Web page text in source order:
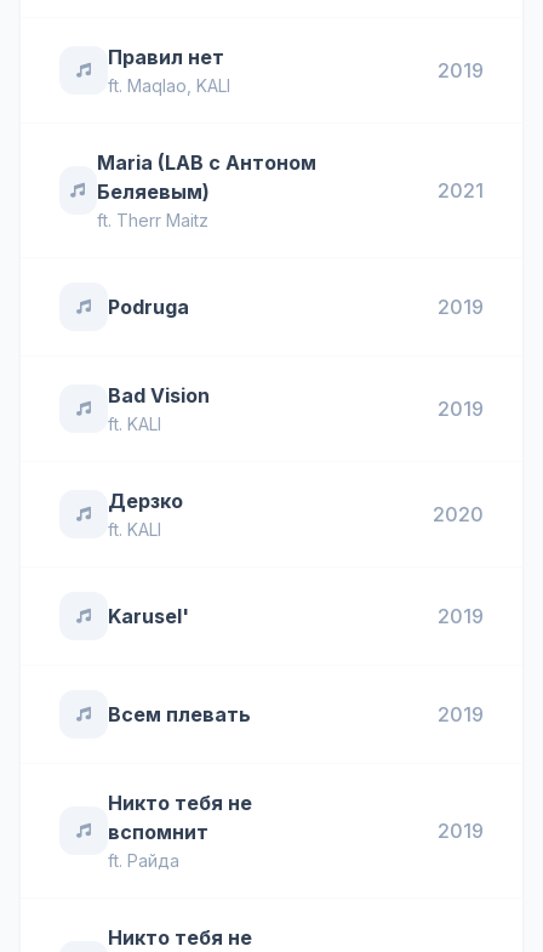
Правил нет
ft. Maqlao KALI
2019
Maria (LAB c Антоном
Беляевым)
ft. Therr Maitz
2021
Podruga 2019
Bad Vision
ft. KALI
2019
Дерзко
ft. KALI
2020
Karusel' 2019
Всем плевать 2019
Никто тебя не
вспомнит
ft. Райда
2019
Никто тебя не